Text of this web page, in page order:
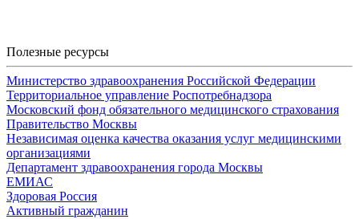
Полезные ресурсы
Министерство здравоохранения Российской Федерации
Территориальное управление Роспотребнадзора
Московский фонд обязательного медицинского страхования
Правительство Москвы
Независимая оценка качества оказания услуг медицинскими
организациями
Департамент здравоохранения города Москвы
ЕМИАС
Здоровая Россия
Активный гражданин